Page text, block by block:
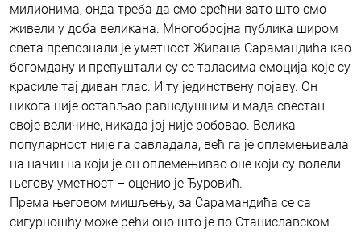
милионима, онда треба да смо срећни зато што смо
живели у доба великана. Многобројна публика широм
света препознали је уметност Живана Сарамандића као
богомдану и препуштали су се таласима емоција које су
красиле тај диван глас. И ту јединствену појаву. Он
никога није остављао равнодушним и мада свестан
своје величине, никада јој није робовао. Велика
популарност није га савладала, већ га је оплемењивала
на начин на који је он оплемењивао оне који су волели
његову уметност – оценио је Ђуровић.
Према његовом мишљењу, за Сарамандића се са
сигурношћу може рећи оно што је по Станиславском